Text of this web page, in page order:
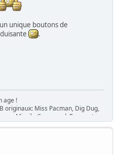
unique boutons de
.
age !
originaux: Miss Pacman, Dig Dug,
Missile Command, Tempest,
Bros, Moon Patrol, Defender,
Hunt, ...), Baby Pac Man.